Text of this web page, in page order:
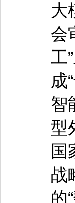
大
会
工
成
智
型
国
战
的